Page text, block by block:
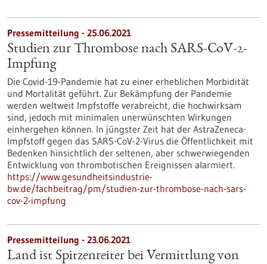
Pressemitteilung - 25.06.2021
Studien zur Thrombose nach SARS-CoV-2-
Impfung
Die Covid-19-Pandemie hat zu einer erheblichen Morbidität
und Mortalität geführt. Zur Bekämpfung der Pandemie
werden weltweit Impfstoffe verabreicht, die hochwirksam
sind, jedoch mit minimalen unerwünschten Wirkungen
einhergehen können. In jüngster Zeit hat der AstraZeneca-
Impfstoff gegen das SARS-CoV-2-Virus die Öffentlichkeit mit
Bedenken hinsichtlich der seltenen, aber schwerwiegenden
Entwicklung von thrombotischen Ereignissen alarmiert.
https://www.gesundheitsindustrie-
bw.de/fachbeitrag/pm/studien-zur-thrombose-nach-sars-
cov-2-impfung
Pressemitteilung - 23.06.2021
Land ist Spitzenreiter bei Vermittlung von